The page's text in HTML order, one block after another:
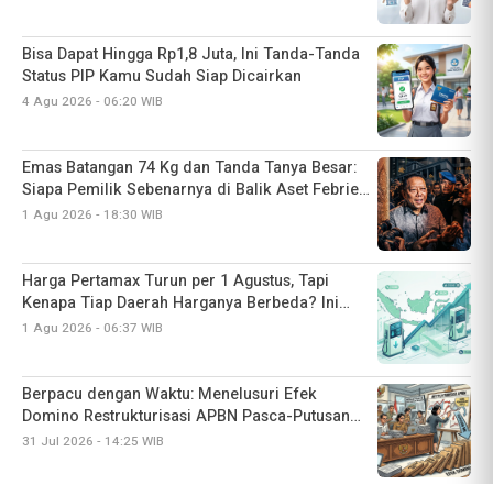
Bisa Dapat Hingga Rp1,8 Juta, Ini Tanda-Tanda
Status PIP Kamu Sudah Siap Dicairkan
4 Agu 2026 - 06:20 WIB
Emas Batangan 74 Kg dan Tanda Tanya Besar:
Siapa Pemilik Sebenarnya di Balik Aset Febrie
Adriansyah?
1 Agu 2026 - 18:30 WIB
Harga Pertamax Turun per 1 Agustus, Tapi
Kenapa Tiap Daerah Harganya Berbeda? Ini
Alasannya
1 Agu 2026 - 06:37 WIB
Berpacu dengan Waktu: Menelusuri Efek
Domino Restrukturisasi APBN Pasca-Putusan
MK Soal Dana Pendidikan
31 Jul 2026 - 14:25 WIB